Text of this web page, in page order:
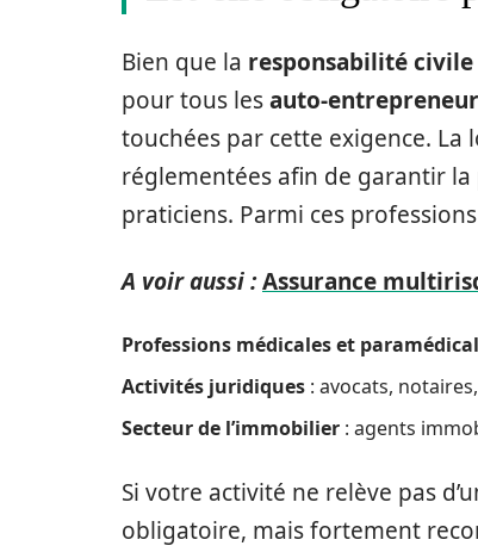
Bien que la responsabilité
pour tous lesauto-
touchées par cette exigence.
réglementées afin de garantir
praticiens. Parmi ces
A voir aussi :Assurance
Professions médicales et
Activités juridiques : avocats,
Secteur de l’immobilier : agents
Si votre activité ne relève pas
obligatoire, mais fortement